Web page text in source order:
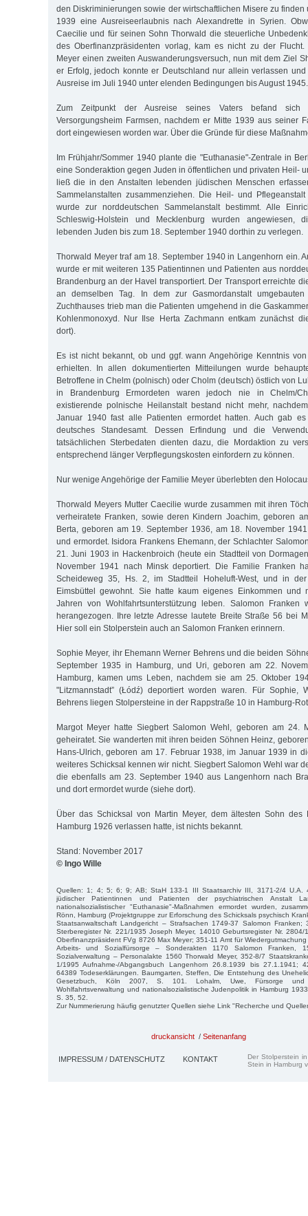
den Diskriminierungen sowie der wirtschaftlichen Misere zu finden
1939 eine Ausreiseerlaubnis nach Alexandrette in Syrien.
Caecilie und für seinen Sohn Thorwald die steuerliche
des Oberfinanzpräsidenten vorlag, kam es nicht zu der
Meyer einen zweiten Auswanderungsversuch, nun mit dem Ziel
er Erfolg, jedoch konnte er Deutschland nur allein verlassen
Ausreise im Juli 1940 unter elenden Bedingungen bis August 1945.
Zum Zeitpunkt der Ausreise seines Vaters befand sich
Versorgungsheim Farmsen, nachdem er Mitte 1939 aus seiner
dort eingewiesen worden war. Über die Gründe für diese
Im Frühjahr/Sommer 1940 plante die "Euthanasie"-Zentrale in
eine Sonderaktion gegen Juden in öffentlichen und privaten Heil-
ließ die in den Anstalten lebenden jüdischen Menschen
Sammelanstalten zusammenziehen. Die Heil- und
wurde zur norddeutschen Sammelanstalt bestimmt. Alle
Schleswig-Holstein und Mecklenburg wurden angewiesen,
lebenden Juden bis zum 18. September 1940 dorthin zu verlegen.
Thorwald Meyer traf am 18. September 1940 in Langenhorn ein.
wurde er mit weiteren 135 Patientinnen und Patienten aus
Brandenburg an der Havel transportiert. Der Transport erreichte
an demselben Tag. In dem zur Gasmordanstalt
Zuchthauses trieb man die Patienten umgehend in die
Kohlenmonoxyd. Nur Ilse Herta Zachmann entkam zunächst
dort).
Es ist nicht bekannt, ob und ggf. wann Angehörige Kenntnis
erhielten. In allen dokumentierten Mitteilungen wurde
Betroffene in Chelm (polnisch) oder Cholm (deutsch) östlich von
in Brandenburg Ermordeten waren jedoch nie in Chelm/
existierende polnische Heilanstalt bestand nicht mehr,
Januar 1940 fast alle Patienten ermordet hatten. Auch gab
deutsches Standesamt. Dessen Erfindung und die
tatsächlichen Sterbedaten dienten dazu, die Mordaktion zu
entsprechend länger Verpflegungskosten einfordern zu können.
Nur wenige Angehörige der Familie Meyer überlebten den
Thorwald Meyers Mutter Caecilie wurde zusammen mit ihren
verheiratete Franken, sowie deren Kindern Joachim, geboren
Berta, geboren am 19. September 1936, am 18. November
und ermordet. Isidora Frankens Ehemann, der Schlachter
21. Juni 1903 in Hackenbroich (heute ein Stadtteil von
November 1941 nach Minsk deportiert. Die Familie Franken
Scheideweg 35, Hs. 2, im Stadtteil Hoheluft-West, und in
Eimsbüttel gewohnt. Sie hatte kaum eigenes Einkommen und
Jahren von Wohlfahrtsunterstützung leben. Salomon Franken
herangezogen. Ihre letzte Adresse lautete Breite Straße 56 bei
Hier soll ein Stolperstein auch an Salomon Franken erinnern.
Sophie Meyer, ihr Ehemann Werner Behrens und die beiden
September 1935 in Hamburg, und Uri, geboren am 22.
Hamburg, kamen ums Leben, nachdem sie am 25. Oktober
"Litzmannstadt” (Łódź) deportiert worden waren. Für Sophie,
Behrens liegen Stolpersteine in der Rappstraße 10 in Hamburg-
Margot Meyer hatte Siegbert Salomon Wehl, geboren am 24.
geheiratet. Sie wanderten mit ihren beiden Söhnen Heinz,
Hans-Ulrich, geboren am 17. Februar 1938, im Januar 1939 in
weiteres Schicksal kennen wir nicht. Siegbert Salomon Wehl war
die ebenfalls am 23. September 1940 aus Langenhorn nach
und dort ermordet wurde (siehe dort).
Über das Schicksal von Martin Meyer, dem ältesten Sohn des
Hamburg 1926 verlassen hatte, ist nichts bekannt.
Stand: November 2017
© Ingo Wille
Quellen: 1; 4; 5; 6; 9; AB; StaH 133-1 III Staatsarchiv III, 3171-2/4 U.A.
jüdischer Patientinnen und Patienten der psychiatrischen Anstalt
nationalsozialistischer "Euthanasie"-Maßnahmen ermordet wurden,
Rönn, Hamburg (Projektgruppe zur Erforschung des Schicksals psychisch
Staatsanwaltschaft Landgericht – Strafsachen 1749-37 Salomon Franken;
Sterberegister Nr. 221/1935 Joseph Meyer, 14010 Geburtsregister Nr. 2804/
Oberfinanzpräsident FVg 8726 Max Meyer; 351-11 Amt für
Arbeits- und Sozialfürsorge – Sonderakten 1170 Salomon Franken,
Sozialverwaltung – Personalakte 1560 Thorwald Meyer, 352-8/7
1/1995 Aufnahme-/Abgangsbuch Langenhorn 26.8.1939 bis 27.1.1941;
64389 Todeserklärungen. Baumgarten, Steffen, Die Entstehung des
Gesetzbuch, Köln 2007, S. 101. Lohalm, Uwe, Fürsorge und
Wohlfahrtsverwaltung und nationalsozialistische Judenpolitik in Hamburg
S. 35, 52.
Zur Nummerierung häufig genutzter Quellen siehe Link "Recherche und
druckansicht / Seitenanfang
IMPRESSUM / DATENSCHUTZ KONTAKT
Der Stolperstein
Stein in Hamburg